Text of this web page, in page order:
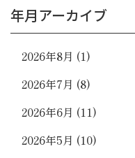
年月アーカイブ
2026年8月 (1)
2026年7月 (8)
2026年6月 (11)
2026年5月 (10)